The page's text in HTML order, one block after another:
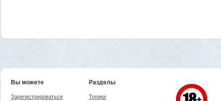
Вы можете
Зарегистрироваться
Разделы
Топики